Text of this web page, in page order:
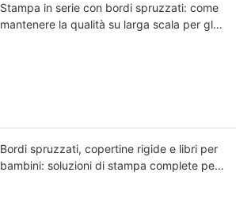
Stampa in serie con bordi spruzzati: come
mantenere la qualità su larga scala per gli
Bordi spruzzati, copertine rigide e libri per
bambini: soluzioni di stampa complete per